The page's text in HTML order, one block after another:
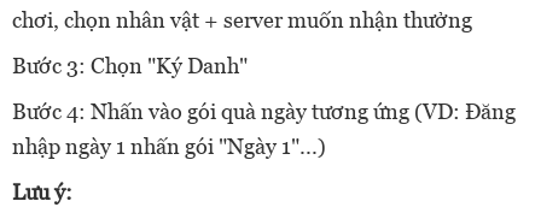
chơi, chọn nhân vật + server muốn nhận thưởng
Bước 3: Chọn "Ký Danh"
Bước 4: Nhấn vào gói quà ngày tương ứng (VD: Đăng
nhập ngày 1 nhấn gói "Ngày 1"...)
Lưu ý: